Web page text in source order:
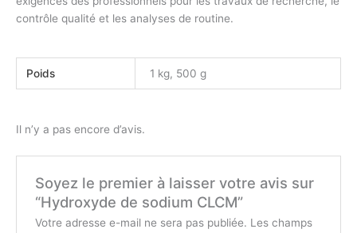
contrôle qualité et les analyses de routine.
Poids 1 kg, 500 g
Il n’y a pas encore d’avis.
Soyez le premier à laisser votre avis sur
“Hydroxyde de sodium CLCM”
Votre adresse e-mail ne sera pas publiée. Les champs